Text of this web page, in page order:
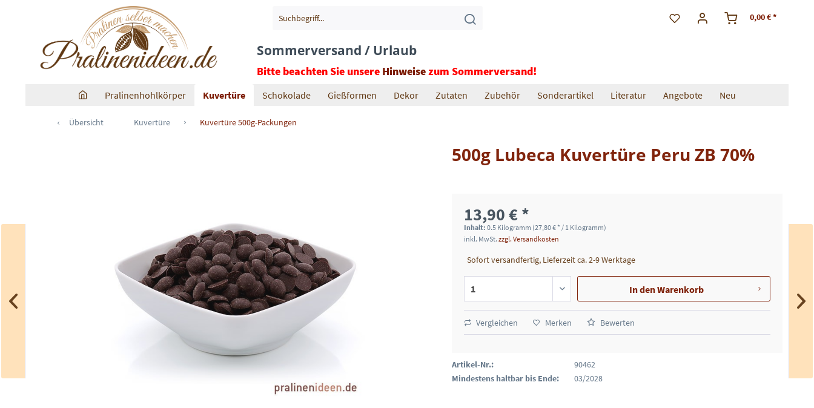
0,00 € *
Sommerversand / Urlaub
Bitte beachten Sie unsere Hinweisezum Sommerversand!
Pralinenhohlkörper Kuvertüre Schokolade Gießformen Dekor Zutaten Zubehör Sonderartikel Literatur Angebote Neu
Übersicht Kuvertüre Kuvertüre 500g-Packungen
500g Lubeca Kuvertüre Peru ZB 70%
13,90 € *
Inhalt:0.5 Kilogramm (27,80 € * / 1 Kilogramm)
inkl. MwSt.zzgl. Versandkosten
Sofort versandfertig, Lieferzeit ca. 2-9 Werktage
In denWarenkorb
Vergleichen Merken Bewerten
Artikel-Nr.:
90462
Mindestens haltbar bis Ende:
03/2028